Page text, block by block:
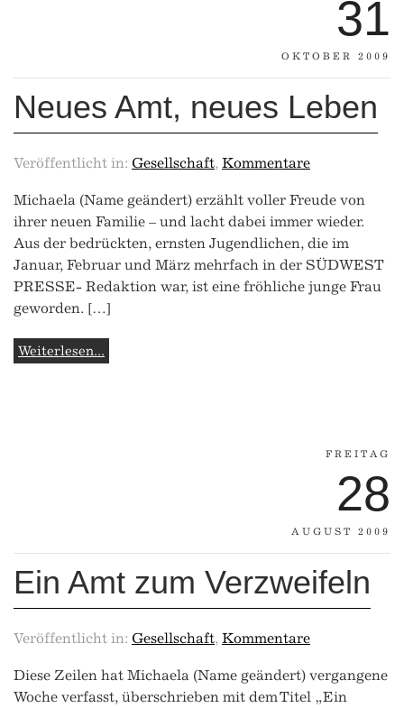
31
OKTOBER 2009
Neues Amt, neues Leben
Veröffentlicht in: Gesellschaft, Kommentare
Michaela (Name geändert) erzählt voller Freude von
ihrer neuen Familie – und lacht dabei immer wieder.
Aus der bedrückten, ernsten Jugendlichen, die im
Januar, Februar und März mehrfach in der SÜDWEST
PRESSE- Redaktion war, ist eine fröhliche junge Frau
geworden. […]
Weiterlesen...
FREITAG
28
AUGUST 2009
Ein Amt zum Verzweifeln
Veröffentlicht in: Gesellschaft, Kommentare
Diese Zeilen hat Michaela (Name geändert) vergangene
Woche verfasst, überschrieben mit dem Titel „Ein